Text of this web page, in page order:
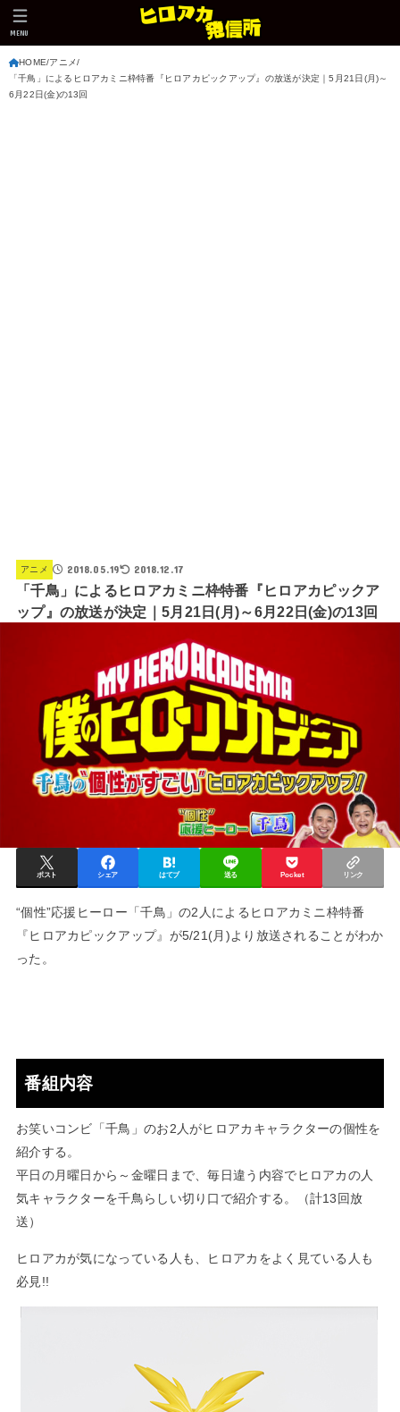
MENU
HOME アニメ
「千鳥」によるヒロアカミニ枠特番『ヒロアカピックアップ』の放送が決定｜5月21日(月)～
6月22日(金)の13回
アニメ 2018.05.19 2018.12.17
「千鳥」によるヒロアカミニ枠特番『ヒロアカピックア
ップ』の放送が決定｜5月21日(月)～6月22日(金)の13回
ポスト シェア はてブ 送る Pocket リンク
“個性”応援ヒーロー「千鳥」の2人によるヒロアカミニ枠特番
『ヒロアカピックアップ』が5/21(月)より放送されることがわか
った。
番組内容
お笑いコンビ「千鳥」のお2人がヒロアカキャラクターの個性を
紹介する。
平日の月曜日から～金曜日まで、毎日違う内容でヒロアカの人
気キャラクターを千鳥らしい切り口で紹介する。（計13回放
送）
ヒロアカが気になっている人も、ヒロアカをよく見ている人も
必見!!